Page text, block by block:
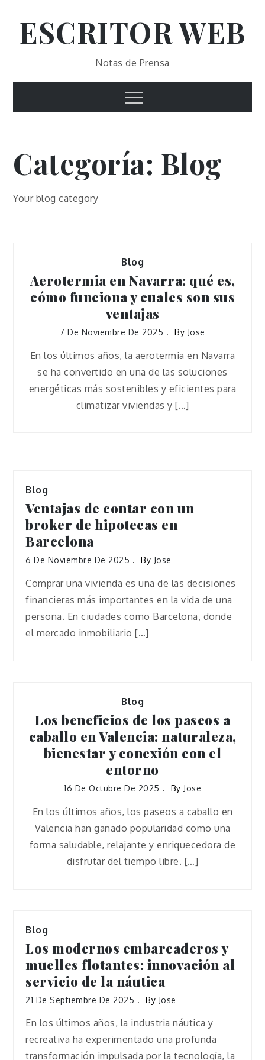
contentESCRITOR WEB
Notas de Prensa
Menu
Categoría: Blog
Your blog category
Blog
Aerotermia en Navarra: qué es,
cómo funciona y cuales son sus
ventajas
7 De Noviembre De 2025 By Jose
En los últimos años, la aerotermia en Navarra
se ha convertido en una de las soluciones
energéticas más sostenibles y eficientes para
climatizar viviendas y […]
Blog
Ventajas de contar con un
broker de hipotecas en
Barcelona
6 De Noviembre De 2025 By Jose
Comprar una vivienda es una de las decisiones
financieras más importantes en la vida de una
persona. En ciudades como Barcelona, donde
el mercado inmobiliario […]
Blog
Los beneficios de los paseos a
caballo en Valencia: naturaleza,
bienestar y conexión con el
entorno
16 De Octubre De 2025 By Jose
En los últimos años, los paseos a caballo en
Valencia han ganado popularidad como una
forma saludable, relajante y enriquecedora de
disfrutar del tiempo libre. […]
Blog
Los modernos embarcaderos y
muelles flotantes: innovación al
servicio de la náutica
21 De Septiembre De 2025 By Jose
En los últimos años, la industria náutica y
recreativa ha experimentado una profunda
transformación impulsada por la tecnología, la